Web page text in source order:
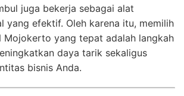
juga bekerja sebagai alat
yang efektif. Oleh karena itu, memilih
Mojokerto yang tepat adalah langkah
daya tarik sekaligus
bisnis Anda.